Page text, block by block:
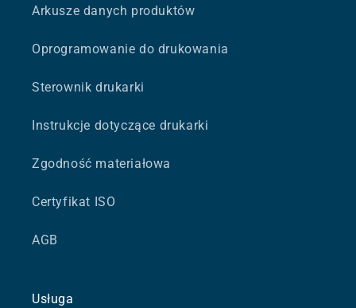
Arkusze danych produktów
Oprogramowanie do drukowania
Sterownik drukarki
Instrukcje dotyczące drukarki
Zgodność materiałowa
Certyfikat ISO
AGB
Usługa